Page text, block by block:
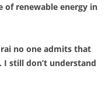
of renewable energy in
no one admits that
I still don’t understand